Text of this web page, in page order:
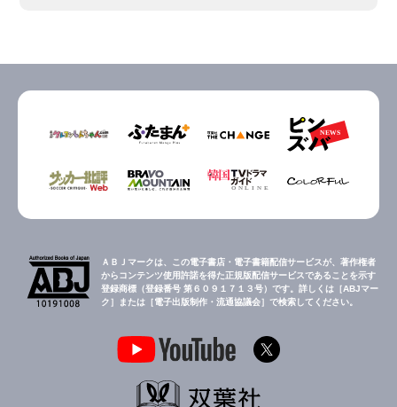
ＡＢＪマークは、この電子書店・電子書籍配信サービスが、著作権者
からコンテンツ使用許諾を得た正規版配信サービスであることを示す
登録商標（登録番号 第６０９１７１３号）です。詳しくは［ABJマー
ク］または［電子出版制作・流通協議会］で検索してください。